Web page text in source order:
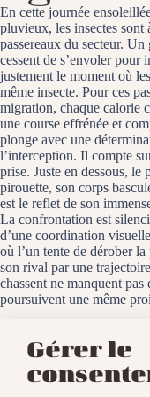
Gérer le
En cette journée
pluvieux, les insectes sont
passereaux du secteur.
cessent de s’envoler pour
justement le moment où
même insecte. Pour ces
migration, chaque calorie
une course effrénée et
plonge avec une
l’interception. Il compte
prise. Juste en dessous,
pirouette, son corps
est le reflet de son
La confrontation est
d’une coordination
où l’un tente de dérober
son rival par une
chassent ne manquent
poursuivent une même